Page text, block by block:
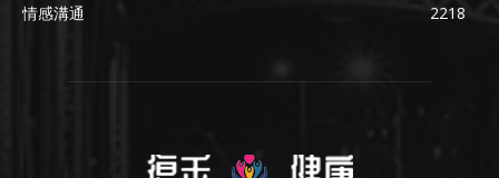
情感溝通
2218